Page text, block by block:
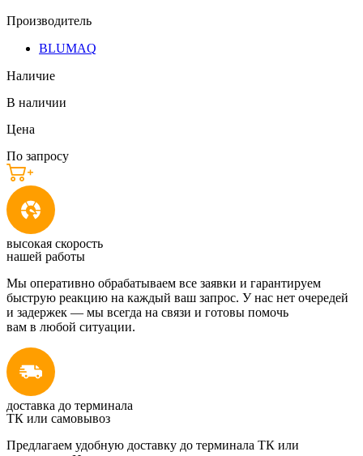
Производитель
BLUMAQ
Наличие
В наличии
Цена
По запросу
высокая скорость
нашей работы
Мы оперативно обрабатываем все заявки и гарантируем
быструю реакцию на каждый ваш запрос. У нас нет очередей
и задержек — мы всегда на связи и готовы помочь
вам в любой ситуации.
доставка до терминала
ТК или самовывоз
Предлагаем удобную доставку до терминала ТК или